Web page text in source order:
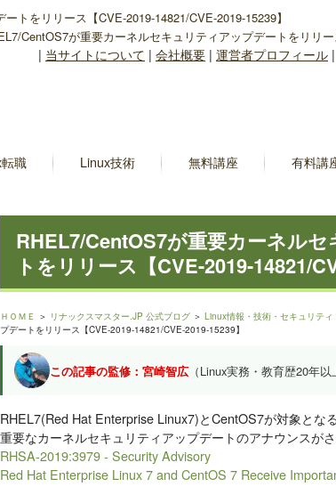
トをリリース【CVE-2019-14821/CVE-2019-15239】
CentOS7が重要カーネルセキュリティアップデートをリリー
| 当サイトについて | 会社概要 | 運営者プロフィール |
職 Linux技術 無料講座 有料講
RHEL7/CentOS7が重要カーネル
トをリリース【CVE-2019-14821/
ＨＯＭＥ ＞ リナックスマスター.JP 公式ブログ ＞ Linux情報・技術・セキュリティ
プデートをリリース【CVE-2019-14821/CVE-2019-15239】
この記事の監修：宮崎智広（Linux実務・教育歴20年以
RHEL7(Red Hat Enterprise Linux7)とCentOS7が対象となる
重要なカーネルセキュリティアップデートのアナウンスがさ
RHSA-2019:3979 - Security Advisory
Red Hat Enterprise Linux 7 and CentOS 7 Receive